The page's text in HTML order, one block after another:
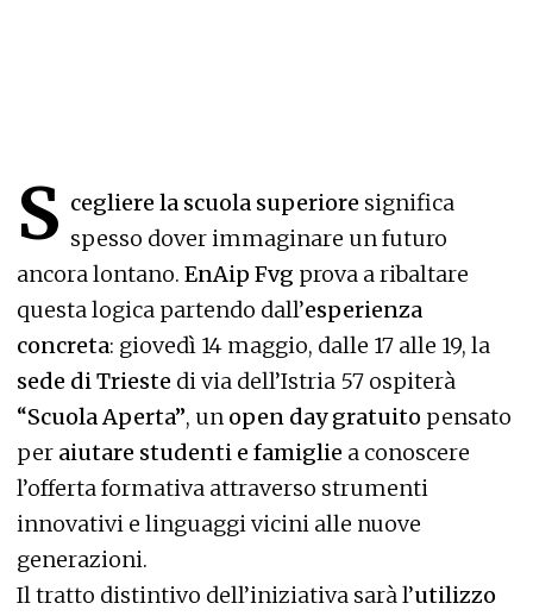
S cegliere la scuola superiore significa
spesso dover immaginare un futuro
ancora lontano. EnAip Fvg prova a ribaltare
questa logica partendo dall’esperienza
concreta: giovedì 14 maggio, dalle 17 alle 19, la
sede di Trieste di via dell’Istria 57 ospiterà
“Scuola Aperta”, un open day gratuito pensato
per aiutare studenti e famiglie a conoscere
l’offerta formativa attraverso strumenti
innovativi e linguaggi vicini alle nuove
generazioni.
Il tratto distintivo dell’iniziativa sarà l’utilizzo